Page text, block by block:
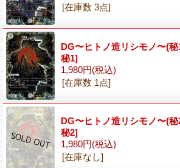
[在庫数 3点]
DG〜ヒトノ造リシモノ〜(秘
秘1]
1,980円(税込)
[在庫数 1点]
DG〜ヒトノ造リシモノ〜(秘
秘2]
1,980円(税込)
[在庫なし]